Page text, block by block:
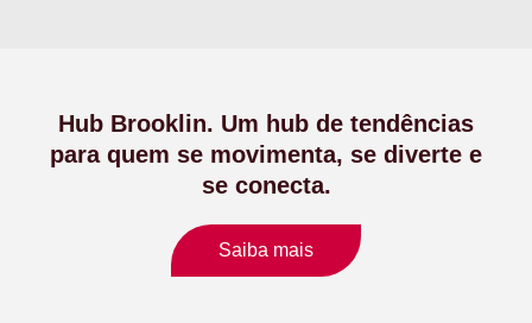
Hub Brooklin. Um hub de tendências
para quem se movimenta, se diverte e
se conecta.
Saiba mais